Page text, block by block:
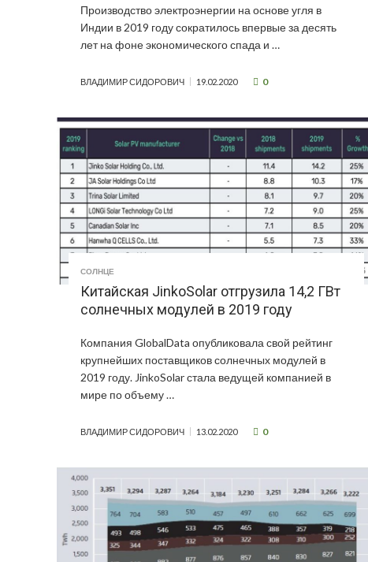
Производство электроэнергии на основе угля в
Индии в 2019 году сократилось впервые за десять
лет на фоне экономического спада и …
ВЛАДИМИР СИДОРОВИЧ 19.02.2020 0
СОЛНЦЕ
Китайская JinkoSolar отгрузила 14,2 ГВт
солнечных модулей в 2019 году
Компания GlobalData опубликовала свой рейтинг
крупнейших поставщиков солнечных модулей в
2019 году. JinkoSolar стала ведущей компанией в
мире по объему …
ВЛАДИМИР СИДОРОВИЧ 13.02.2020 0